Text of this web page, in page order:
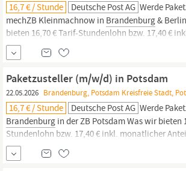
16,7 € / Stunde Deutsche Post AG Werde
mechZB Kleinmachnow in Brandenburg&
bieten 16,70 € Tarif-Stundenlohn bzw. 17,40 €
Anteil von 50% des 13. Monatsgehalt Weitere 50%
Weihnachtsgeld im November Bis zu 332,34 €
Monat Juli Du kannst sofort unbefristet /
starten.
Paketzusteller (m/w/d) in Potsdam
22.05.2026 Brandenburg, Potsdam Kreisfreie Stadt,
16,7 € / Stunde Deutsche Post AG Werde
Brandenburg in der ZB Potsdam Was wir bieten
Stundenlohn bzw. 17,40 € inkl. monatlicher
Monatsgehalt Weitere 50% Weihnachtsgeld im
332,34 € Urlaubsgeld im Monat Juli Du kannst